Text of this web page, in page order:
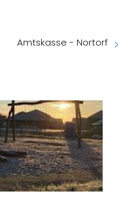
Amtskasse - Nortorf